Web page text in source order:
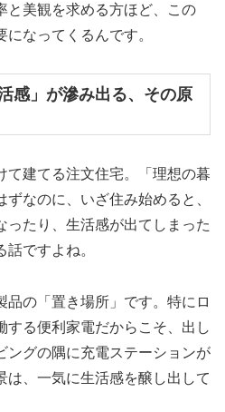
と美観を求める方ほど、この
になってくるんです。
感」が滲み出る、その原
て建てる注文住宅。「理想の暮
なのに、いざ住み始めると、
ったり、生活感が出てしまった
ですよね。
品の「置き場所」です。特にロ
する便利家電だからこそ、出し
ングの隅に充電ステーションが
は、一気に生活感を醸し出して